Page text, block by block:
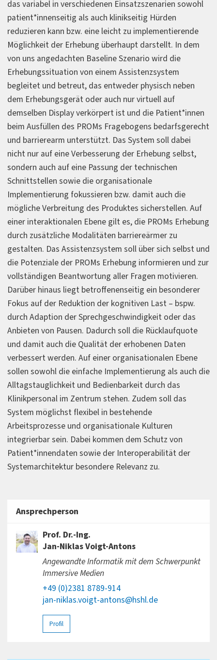
das variabel in verschiedenen Einsatzszenarien sowohl
patient*innenseitig als auch klinikseitig Hürden
reduzieren kann bzw. eine leicht zu implementierende
Möglichkeit der Erhebung überhaupt darstellt. In dem
von uns angedachten Baseline Szenario wird die
Erhebungssituation von einem Assistenzsystem
begleitet und betreut, das entweder physisch neben
dem Erhebungsgerät oder auch nur virtuell auf
demselben Display verkörpert ist und die Patient*innen
beim Ausfüllen des PROMs Fragebogens bedarfsgerecht
und barrierearm unterstützt. Das System soll dabei
nicht nur auf eine Verbesserung der Erhebung selbst,
sondern auch auf eine Passung der technischen
Schnittstellen sowie die organisationale
Implementierung fokussieren bzw. damit auch die
mögliche Verbreitung des Produktes sicherstellen. Auf
einer interaktionalen Ebene gilt es, die PROMs Erhebung
durch zusätzliche Modalitäten barriereärmer zu
gestalten. Das Assistenzsystem soll über sich selbst und
die Potenziale der PROMs Erhebung informieren und zur
vollständigen Beantwortung aller Fragen motivieren.
Darüber hinaus liegt betroffenenseitig ein besonderer
Fokus auf der Reduktion der kognitiven Last – bspw.
durch Adaption der Sprechgeschwindigkeit oder das
Anbieten von Pausen. Dadurch soll die Rücklaufquote
und damit auch die Qualität der erhobenen Daten
verbessert werden. Auf einer organisationalen Ebene
sollen sowohl die einfache Implementierung als auch die
Alltagstauglichkeit und Bedienbarkeit durch das
Klinikpersonal im Zentrum stehen. Zudem soll das
System möglichst flexibel in bestehende
Arbeitsprozesse und organisationale Kulturen
integrierbar sein. Dabei kommen dem Schutz von
Patient*innendaten sowie der Interoperabilität der
Systemarchitektur besondere Relevanz zu.
Ansprechperson
Prof. Dr.-Ing.
Jan-Niklas Voigt-Antons
Angewandte Informatik mit dem Schwerpunkt
Immersive Medien
+49 (0)2381 8789-914
jan-niklas.voigt-antons@hshl.de
Profil